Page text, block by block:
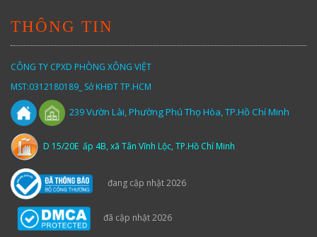
THÔNG TIN
CÔNG TY CPXD PHÒNG XÔNG VIỆT
MST:0312180189_ Sở KHĐT TP.HCM
239Vườn Lài,Phường Phú Thọ Hòa, TP.Hồ Chí Minh
D 15/20E ấp 4B, xã Tân Vĩnh Lộc, TP.Hồ Chí Minh
đang cập nhật 2026
đã cập nhật 2026